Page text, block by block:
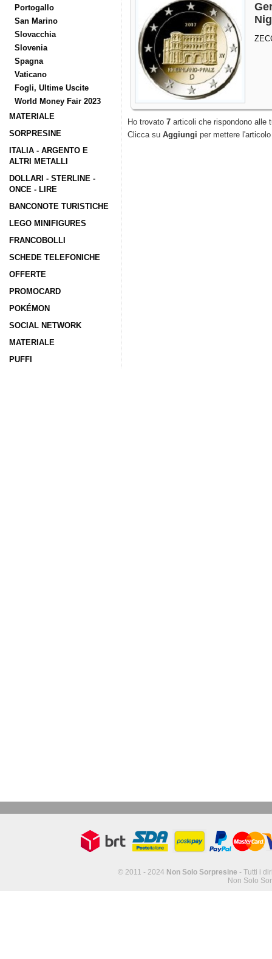
Portogallo
San Marino
Slovacchia
Slovenia
Spagna
Vaticano
Fogli, Ultime Uscite
World Money Fair 2023
MATERIALE
SORPRESINE
ITALIA - ARGENTO E
ALTRI METALLI
DOLLARI - STERLINE -
ONCE - LIRE
BANCONOTE TURISTICHE
LEGO MINIFIGURES
FRANCOBOLLI
SCHEDE TELEFONICHE
OFFERTE
PROMOCARD
POKÉMON
SOCIAL NETWORK
MATERIALE
PUFFI
Ho trovato 7 articoli che rispondono alle
Clicca su Aggiungi per mettere
© 2011 - 2024 Non Solo Sorpresine - Tutti i
Non Solo